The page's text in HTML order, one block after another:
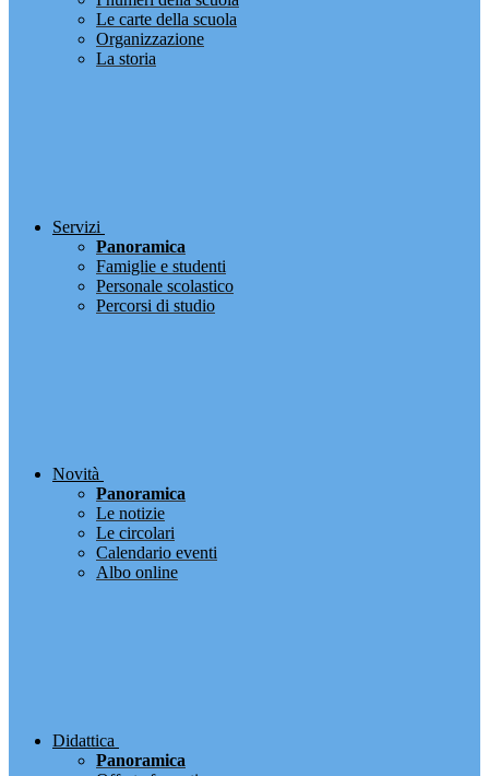
Le carte della scuola
Organizzazione
La storia
Servizi
Panoramica
Famiglie e studenti
Personale scolastico
Percorsi di studio
Novità
Panoramica
Le notizie
Le circolari
Calendario eventi
Albo online
Didattica
Panoramica